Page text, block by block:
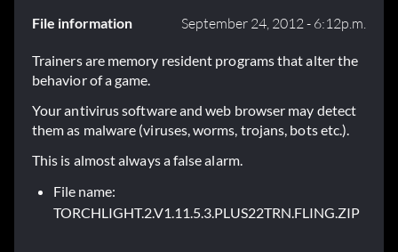
File information September 24, 2012 - 6:12p.m.
Trainers are memory resident programs that alter the
behavior of a game.
Your antivirus software and web browser may detect
them as malware (viruses, worms, trojans, bots etc.).
This is almost always a false alarm.
File name:
TORCHLIGHT.2.V1.11.5.3.PLUS22TRN.FLING.ZIP